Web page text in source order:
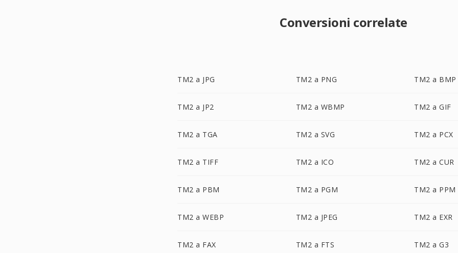
Conversioni correlate
TM2 a JPG TM2 a PNG TM2 a BMP
TM2 a JP2 TM2 a WBMP TM2 a GIF
TM2 a TGA TM2 a SVG TM2 a PCX
TM2 a TIFF TM2 a ICO TM2 a CUR
TM2 a PBM TM2 a PGM TM2 a PPM
TM2 a WEBP TM2 a JPEG TM2 a EXR
TM2 a FAX TM2 a FTS TM2 a G3